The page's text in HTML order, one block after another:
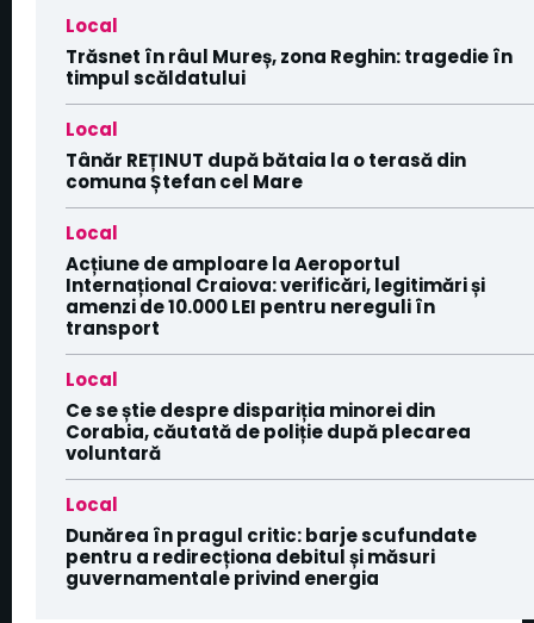
Local
Trăsnet în râul Mureș, zona Reghin: tragedie în
timpul scăldatului
Local
Tânăr REȚINUT după bătaia la o terasă din
comuna Ștefan cel Mare
Local
Acțiune de amploare la Aeroportul
Internațional Craiova: verificări, legitimări și
amenzi de 10.000 LEI pentru nereguli în
transport
Local
Ce se știe despre dispariția minorei din
Corabia, căutată de poliție după plecarea
voluntară
Local
Dunărea în pragul critic: barje scufundate
pentru a redirecționa debitul și măsuri
guvernamentale privind energia